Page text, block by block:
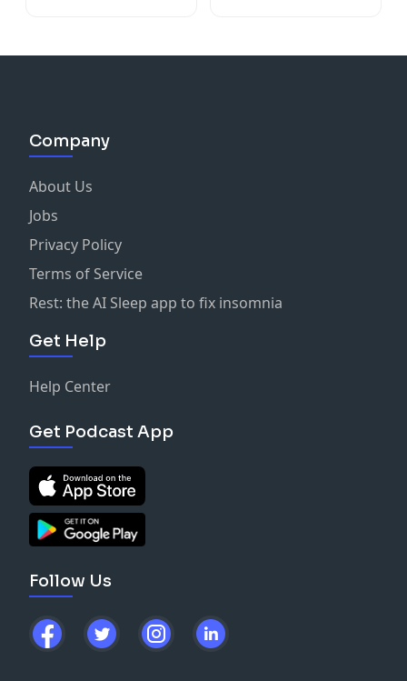
Company
About Us
Jobs
Privacy Policy
Terms of Service
Rest: the AI Sleep app to fix insomnia
Get Help
Help Center
Get Podcast App
Follow Us